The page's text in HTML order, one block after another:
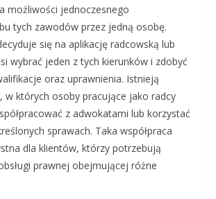
możliwości jednoczesnego
tych zawodów przez jedną osobę.
się na aplikację radcowską lub
wybrać jeden z tych kierunków i zdobyć
oraz uprawnienia. Istnieją
w których osoby pracujące jako radcy
z adwokatami lub korzystać
sprawach. Taka współpraca
dla klientów, którzy potrzebują
prawnej obejmującej różne